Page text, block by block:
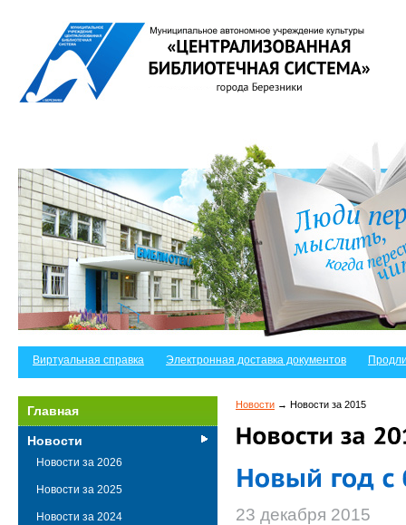
Виртуальная справка Электронная доставка документов
Новости → Новости за 2015
23 декабря 2015
Главная
Новости
Новости за 2026
Новости за 2025
Новости за 2024